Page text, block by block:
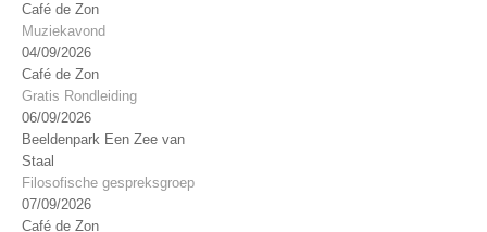
Café de Zon
Muziekavond
04/09/2026
Café de Zon
Gratis Rondleiding
06/09/2026
Beeldenpark Een Zee van
Staal
Filosofische gespreksgroep
07/09/2026
Café de Zon